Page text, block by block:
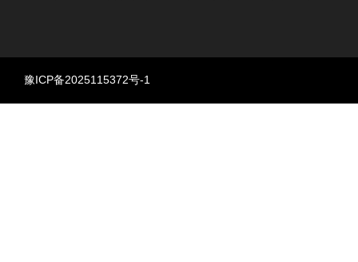
豫ICP备2025115372号-1